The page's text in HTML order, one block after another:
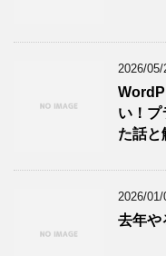
2026/05/
い！プ
た話と
2026/01/
去年や